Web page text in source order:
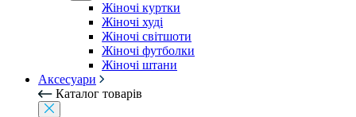
Жіночі куртки
Жіночі худі
Жіночі світшоти
Жіночі футболки
Жіночі штани
Аксесуари
Каталог товарів